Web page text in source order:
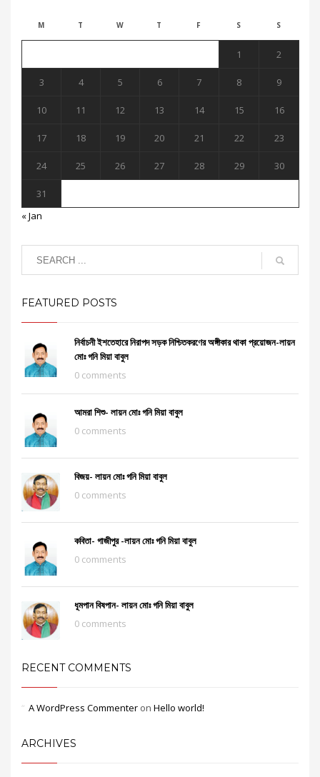
M T W T F S S
1 2
3 4 5 6 7 8 9
10 11 12 13 14 15 16
17 18 19 20 21 22 23
24 25 26 27 28 29 30
31
« Jan
FEATURED POSTS
নির্বাচনী ইশতেহারে নিরাপদ সড়ক নিশ্চিতকরণের অঙ্গীকার থাকা প্রয়োজন-লায়ন
মোঃ গনি মিয়া বাবুল
0 comments
আমরা শিশু- লায়ন মোঃ গনি মিয়া বাবুল
0 comments
বিজয়- লায়ন মোঃ গনি মিয়া বাবুল
0 comments
কবিতা- গাজীপুর -লায়ন মোঃ গনি মিয়া বাবুল
0 comments
ধূমপান বিষপান- লায়ন মোঃ গনি মিয়া বাবুল
0 comments
RECENT COMMENTS
A WordPress Commenter on Hello world!
ARCHIVES